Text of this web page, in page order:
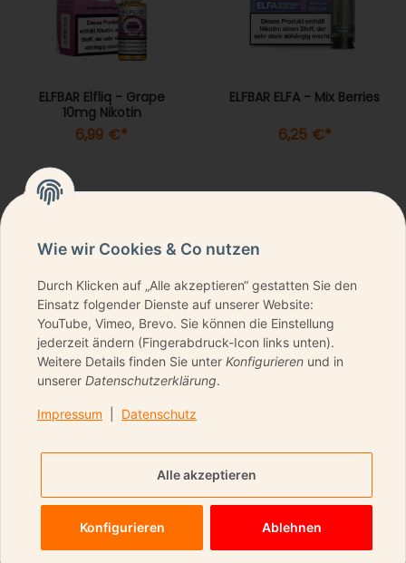
ELFBAR Elfliq - Grape
10mg Nikotin
6,99 €*
ELFBAR ELFA - Mix Berries
6,25 €*
NEWSLETTER ABONNIEREN & KEINE DEALS
VERPASSEN
Datenschutzerklärungregelmäßig und jederzeit
widerruflich Informationen zu Ihrem Produktsortiment per
E-Mail zu.
Wie wir Cookies & Co nutzen
Durch Klicken auf „Alle akzeptieren“ gestatten Sie den
Einsatz folgender Dienste auf unserer Website:
YouTube, Vimeo, Brevo. Sie können die Einstellung
jederzeit ändern (Fingerabdruck-Icon links unten).
Weitere Details finden Sie unter Konfigurieren und in
unserer Datenschutzerklärung.
Impressum Datenschutz
Alle akzeptieren
Konfigurieren Ablehnen